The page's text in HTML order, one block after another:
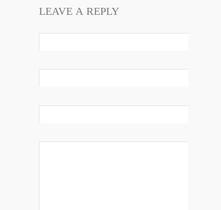
LEAVE A REPLY